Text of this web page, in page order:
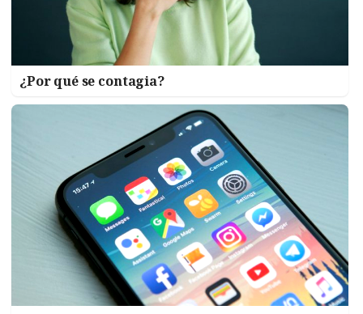
¿Por qué se contagia?